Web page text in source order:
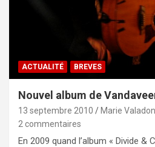
ACTUALITÉ BREVES
Nouvel album de
13 septembre 2010 Marie Valadon
2 commentaires
En 2009 quand l’album « Divide &